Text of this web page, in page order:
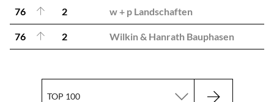
76 2 w + p Landschaften
76 2 Wilkin & Hanrath Bauphasen
TOP 100